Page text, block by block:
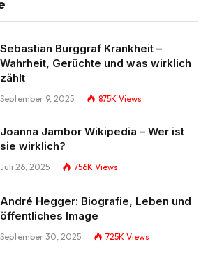
Sebastian Burggraf Krankheit –
Wahrheit, Gerüchte und was wirklich
zählt
September 9, 2025 875K Views
Joanna Jambor Wikipedia – Wer ist
sie wirklich?
Juli 26, 2025 756K Views
André Hegger: Biografie, Leben und
öffentliches Image
September 30, 2025 725K Views